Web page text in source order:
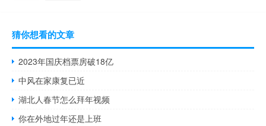
猜你想看的文章
2023年国庆档票房破18亿
中风在家康复已近
湖北人春节怎么拜年视频
你在外地过年还是上班